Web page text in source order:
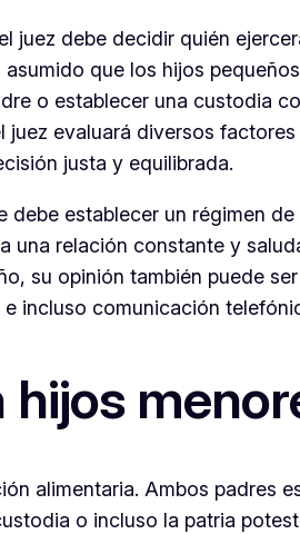
juez debe decidir quién
que los hijos
o establecer una custodia
juez evaluará diversos
justa y equilibrada.
debe establecer un régimen
una relación constante y
su opinión también puede
incluso comunicación
hijos
alimentaria. Ambos padres
o incluso la patria